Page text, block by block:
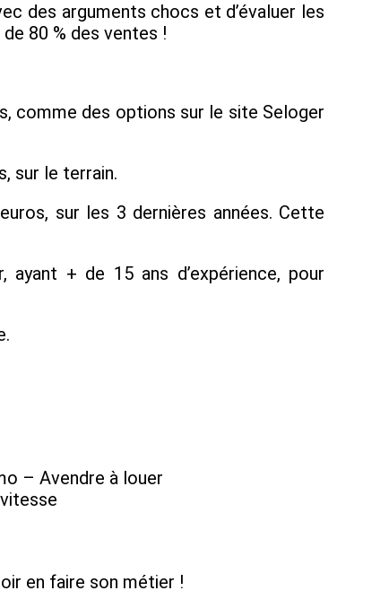
des arguments chocs et d’évaluer les
80 % des ventes !
comme des options sur le site Seloger
sur le terrain.
sur les 3 dernières années. Cette
ayant + de 15 ans d’expérience, pour
– Avendre à louer
en faire son métier !